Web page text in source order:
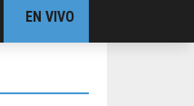
GUADALAJARA FOLLOW
EN VIVO